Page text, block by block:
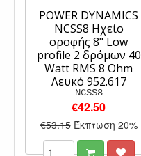
POWER DYNAMICS
NCSS8 Ηχείο
οροφής 8" Low
profile 2 δρόμων 40
Watt RMS 8 Ohm
Λευκό 952.617
NCSS8
€42.50
€53.15 Έκπτωση 20%